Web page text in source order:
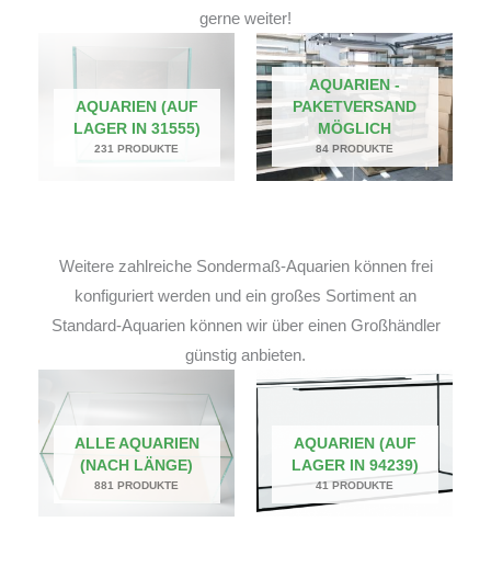
gerne weiter!
AQUARIEN (AUF
LAGER IN 31555)
231 PRODUKTE
AQUARIEN -
PAKETVERSAND
MÖGLICH
84 PRODUKTE
Weitere zahlreiche Sondermaß-Aquarien können frei
konfiguriert werden und ein großes Sortiment an
Standard-Aquarien können wir über einen Großhändler
günstig anbieten.
ALLE AQUARIEN
(NACH LÄNGE)
881 PRODUKTE
AQUARIEN (AUF
LAGER IN 94239)
41 PRODUKTE